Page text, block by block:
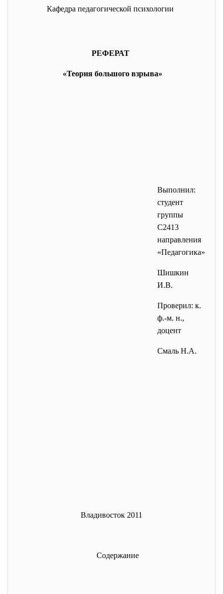
Кафедра педагогической психологии
РЕФЕРАТ
«Теория большого взрыва»
Выполнил:
студент
группы
С2413
направления
«Педагогика»
Шишкин
И.В.
Проверил: к.
ф.-м. н.,
доцент
Смаль Н.А.
Владивосток 2011
Содержание